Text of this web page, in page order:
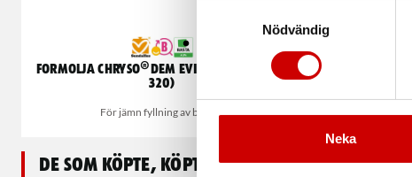
Nödvändig
Neka
Formolja Chryso®Dem Evia 320 (Decobio
320)
För jämn fyllning av betong
Stål
De som köpte, köpte även